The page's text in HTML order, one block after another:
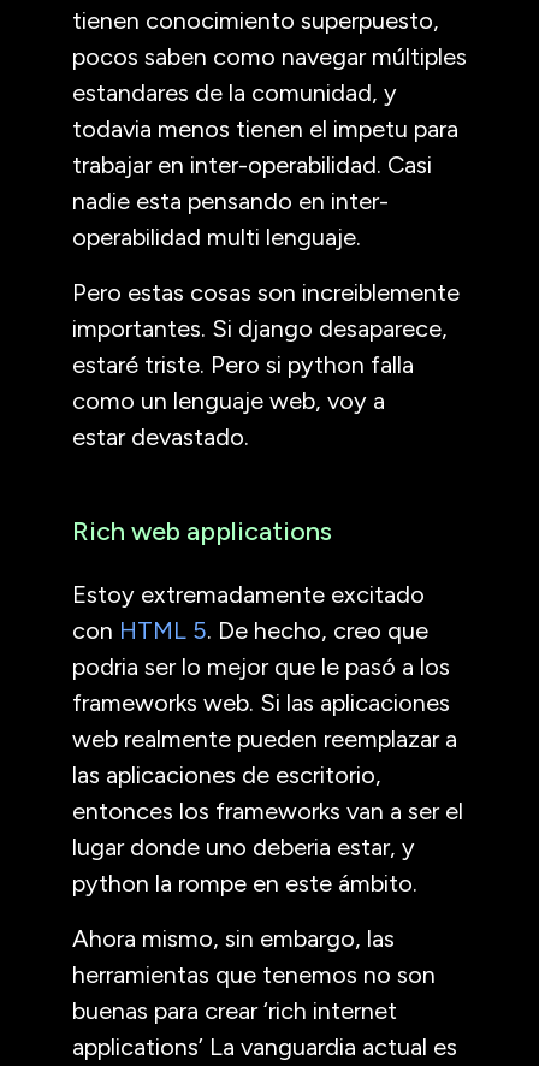
tienen conocimiento superpuesto,
pocos saben como navegar múltiples
estandares de la comunidad, y
todavia menos tienen el impetu para
trabajar en inter-operabilidad. Casi
nadie esta pensando en inter-
operabilidad multi lenguaje.
Pero estas cosas son increiblemente
importantes. Si django desaparece,
estaré triste. Pero si python falla
como un lenguaje web, voy a
estar devastado.
Rich web applications
Estoy extremadamente excitado
con HTML 5. De hecho, creo que
podria ser lo mejor que le pasó a los
frameworks web. Si las aplicaciones
web realmente pueden reemplazar a
las aplicaciones de escritorio,
entonces los frameworks van a ser el
lugar donde uno deberia estar, y
python la rompe en este ámbito.
Ahora mismo, sin embargo, las
herramientas que tenemos no son
buenas para crear ‘rich internet
applications’ La vanguardia actual es